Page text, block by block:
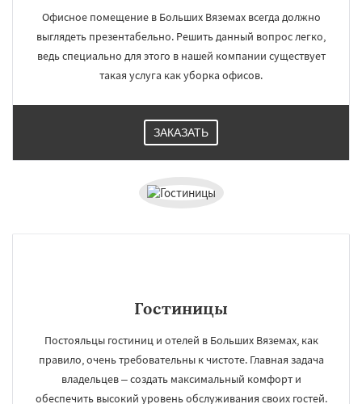
Офисное помещение в Больших Вяземах всегда должно
выглядеть презентабельно. Решить данный вопрос легко,
ведь специально для этого в нашей компании существует
такая услуга как уборка офисов.
ЗАКАЗАТЬ
Гостиницы
Постояльцы гостиниц и отелей в Больших Вяземах, как
правило, очень требовательны к чистоте. Главная задача
владельцев – создать максимальный комфорт и
обеспечить высокий уровень обслуживания своих гостей.